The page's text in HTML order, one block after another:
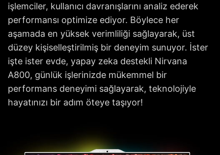
işlemciler, kullanıcı davranışlarını analiz ederek
performansı optimize ediyor. Böylece her
aşamada en yüksek verimliliği sağlayarak, üst
düzey kişiselleştirilmiş bir deneyim sunuyor. İster
işte ister evde, yapay zeka destekli Nirvana
A800, günlük işlerinizde mükemmel bir
performans deneyimi sağlayarak, teknolojiyle
hayatınızı bir adım öteye taşıyor!